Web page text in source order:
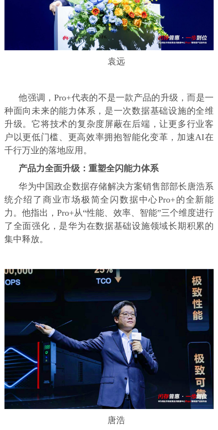
袁远
他强调，Pro+代表的不是一款产品的升级，而是一
种面向未来的能力体系，是一次数据基础设施的全维
升级。它将技术的复杂度屏蔽在后端，让更多行业客
户以更低门槛、更高效率拥抱智能化变革，加速AI在
千行万业的落地应用。
产品力全面升级：重塑全闪能力体系
华为中国政企数据存储解决方案销售部部长唐浩系
统介绍了商业市场极简全闪数据中心Pro+的全新能
力。他指出，Pro+从“性能、效率、智能”三个维度进行
了全面强化，是华为在数据基础设施领域长期积累的
集中释放。
唐浩